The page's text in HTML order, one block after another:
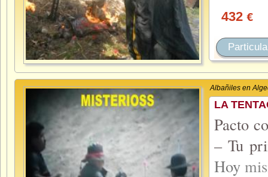
432 €
Albañiles en
LA
Pacto
– Tu
Hoy